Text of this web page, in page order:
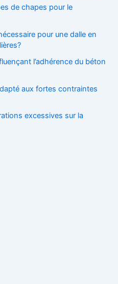
de chapes pour le
pour une dalle en
l’adhérence du béton
aux fortes contraintes
excessives sur la